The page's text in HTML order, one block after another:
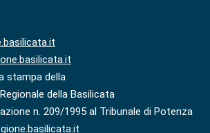
stampa della
della Basilicata
n. 209/1995 al Tribunale di Potenza